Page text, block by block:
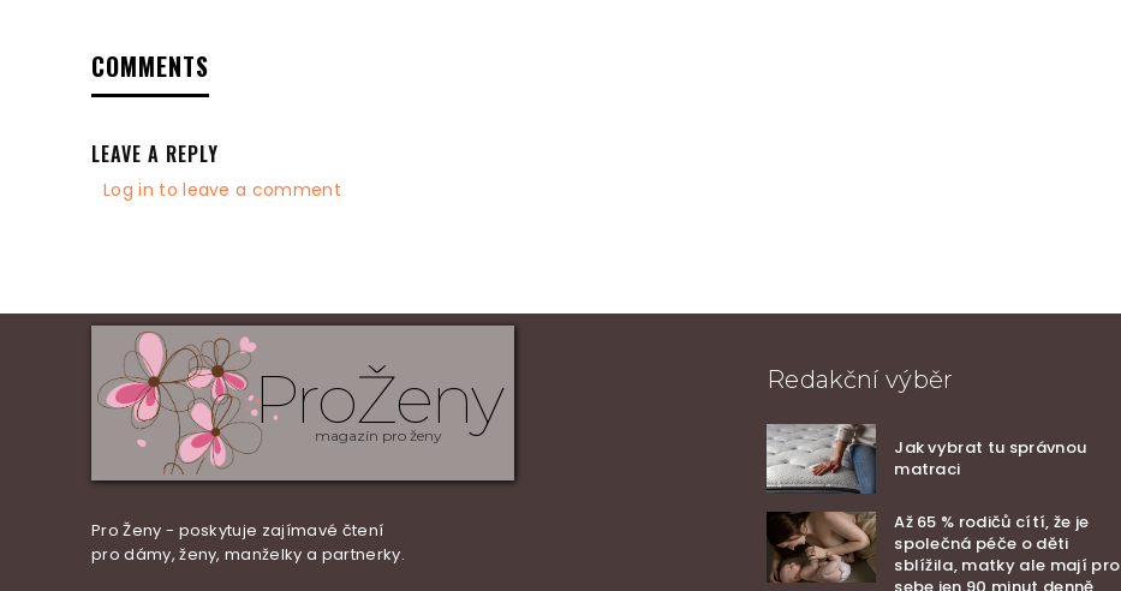
COMMENTS
LEAVE A REPLY
Log in to leave a comment
ProŽeny
magazín pro ženy
Pro Ženy - poskytuje zajímavé čtení
pro dámy, ženy, manželky a partnerky.
Redakční výběr
Jak vybrat tu správnou
matraci
Až 65 % rodičů cítí, že je
společná péče o děti
sblížila, matky ale mají pro